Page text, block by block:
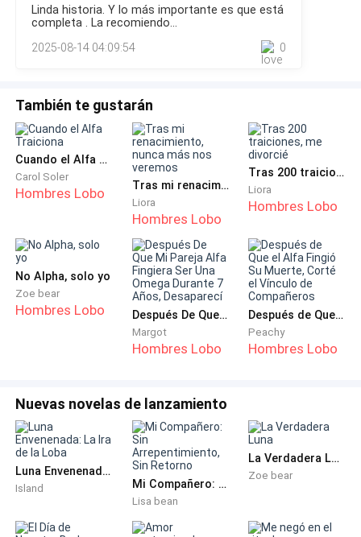
negaba a morir, me hizo hablar con la voz
Él guardó silencio unos segundos; como si por fin
recordara. Pero, antes de que pudiera decir algo más,
alguien le quitó el celular.
—¿Puedes dejar de ser tan patética, Regina? —la voz
de mi padre, Jesús Vázquez, resonó con frialdad—.
Victoria no tiene mucho tiempo. ¿De verdad vas a
pelear con una persona enferma?
Victoria se acomodó dulcemente en el pecho de
que lo arruine.
Y así, con esa última frase, calmó a los dos hombres
que alguna vez debieron protegerme.
Con la bilis en la garganta, colgué.
—Sí.Todo esto fue culpa mía.Yo herí a Regina.Yo perdí a
nuestro hijo.—Pero si voy a arder…¡ustedes van a arder
conmigo!Se la
Linda historia. Y lo más importante es que está
completa . La recomiendo...
2025-08-14 04:09:54
0
También te gustarán
Cuando el Alfa Traiciona
Carol Soler
Hombres Lobo Tras mi renacimiento, nunca más nos veremos
Liora
Hombres Lobo
Tras 200 traiciones, me divorcié
Liora
Hombres Lobo
No Alpha, solo yo
Zoe bear
Hombres Lobo Después De Que Mi Pareja Alfa Fingiera Ser Una Omega Durante 7 Años, Desaparecí
Margot
Hombres Lobo
Después de Que el Alfa Fingió Su Muerte, Corté el Vínculo de Compañeros
Peachy
Hombres Lobo
Nuevas novelas de lanzamiento
Luna Envenenada: La Ira de la Loba
Island Mi Compañero: Sin Arrepentimiento, Sin Retorno
Lisa bean
La Verdadera Luna
Zoe bear